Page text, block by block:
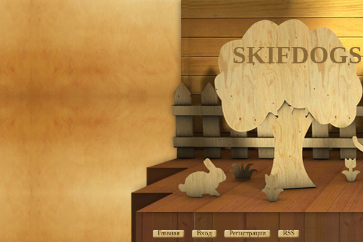
SKIFDOGS
Главная Вход Регистрация RSS